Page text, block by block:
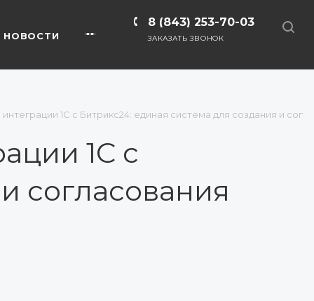
8 (843) 253-70-03
ЗАКАЗАТЬ ЗВОНОК
НОВОСТИ
1С с Битрикс24: единая система для создания и
1С с
согласования